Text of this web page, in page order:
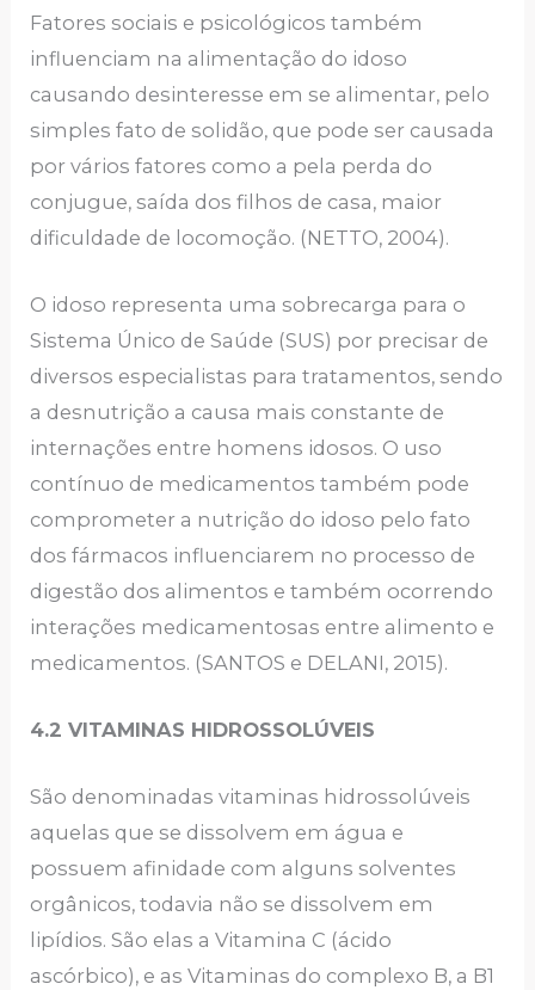
Fatores sociais e psicológicos também
influenciam na alimentação do idoso
causando desinteresse em se alimentar, pelo
simples fato de solidão, que pode ser causada
por vários fatores como a pela perda do
conjugue, saída dos filhos de casa, maior
dificuldade de locomoção. (NETTO, 2004).
O idoso representa uma sobrecarga para o
Sistema Único de Saúde (SUS) por precisar de
diversos especialistas para tratamentos, sendo
a desnutrição a causa mais constante de
internações entre homens idosos. O uso
contínuo de medicamentos também pode
comprometer a nutrição do idoso pelo fato
dos fármacos influenciarem no processo de
digestão dos alimentos e também ocorrendo
interações medicamentosas entre alimento e
medicamentos. (SANTOS e DELANI, 2015).
4.2 VITAMINAS HIDROSSOLÚVEIS
São denominadas vitaminas hidrossolúveis
aquelas que se dissolvem em água e
possuem afinidade com alguns solventes
orgânicos, todavia não se dissolvem em
lipídios. São elas a Vitamina C (ácido
ascórbico), e as Vitaminas do complexo B, a B1